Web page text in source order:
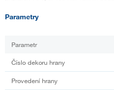
Parametry
Parametr
Číslo dekoru hrany
Provedení hrany